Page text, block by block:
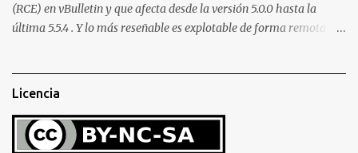
(RCE) en vBulletin y que afecta desde la versión 5.0.0 hasta la
última 5.5.4 . Y lo más reseñable es explotable de forma remota y
parámetros en la URL y luego las analiza en el servidor sin las
cualquier atacante inyectar comandos y ejecutar código de forma
remota en el sistema. Fijaros en el siguiente script en python:
Licencia